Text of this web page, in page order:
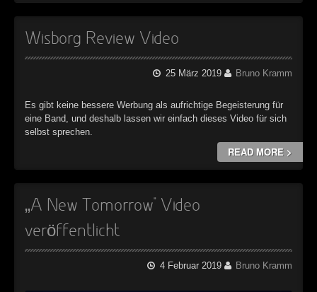
Gevatter Tod
Oberer Totpunkt
►
►
►
►
►
Wisborg Review Video
25 März 2019 Bruno Kramm
Es gibt keine bessere Werbung als aufrichtige Begeisterung für
eine Band, und deshalb lassen wir einfach dieses Video für sich
selbst sprechen.
READ MORE >
„A New Tomorrow“ Video
veröffentlicht
4 Februar 2019 Bruno Kramm